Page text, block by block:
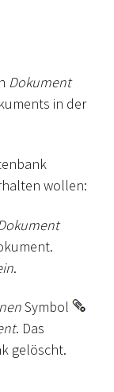
Dokument
in der
wollen:
.
Symbol
. Das
gelöscht.